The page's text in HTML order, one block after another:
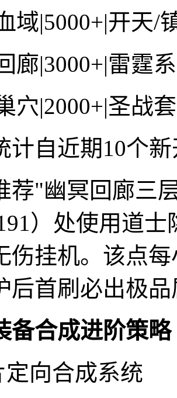
域|5000+|开天/
廊|3000+|雷霆
穴|2000+|圣战
计自近期10个
荐"幽冥回廊三
）处使用道
伤挂机。该点
后首刷必出极
备合成进阶策略
定向合成系统